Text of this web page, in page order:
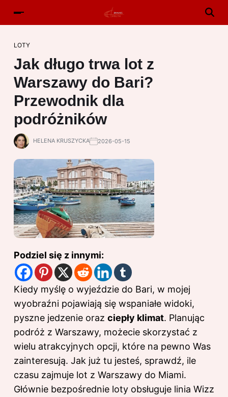
LOTY
Jak długo trwa lot z
Warszawy do Bari?
Przewodnik dla
podróżników
HELENA KRUSZYCKA 2026-05-15
Podziel się z innymi:
Kiedy myślę o wyjeździe do Bari, w mojej
wyobraźni pojawiają się wspaniałe widoki,
pyszne jedzenie oraz ciepły klimat. Planując
podróż z Warszawy, możecie skorzystać z
wielu atrakcyjnych opcji, które na pewno Was
zainteresują. Jak już tu jesteś, sprawdź, ile
czasu zajmuje lot z Warszawy do Miami.
Głównie bezpośrednie loty obsługuje linia Wizz